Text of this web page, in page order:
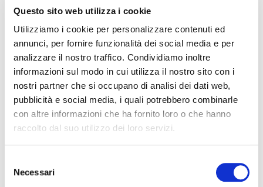
Questo sito web utilizza i cookie
Utilizziamo i cookie per personalizzare contenuti ed
annunci, per fornire funzionalità dei social media e per
analizzare il nostro traffico. Condividiamo inoltre
informazioni sul modo in cui utilizza il nostro sito con i
nostri partner che si occupano di analisi dei dati web,
pubblicità e social media, i quali potrebbero combinarle
con altre informazioni che ha fornito loro o che hanno
raccolto dal suo utilizzo dei loro servizi.
delNecessari